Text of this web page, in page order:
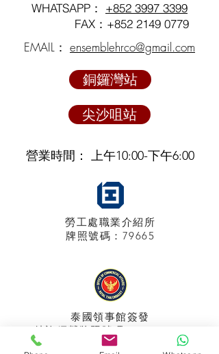
WHATSAPP： +852 3997 3399
FAX：+852 2149 0779
EMAIL： ensemblehrco@gmail.com
銅鑼灣站
尖沙咀站
營業時間： 上午10:00-下午6:00
勞工處職業介紹所
牌照號碼：79665
泰國領事館簽發
特許經營牌照號碼：048/2025